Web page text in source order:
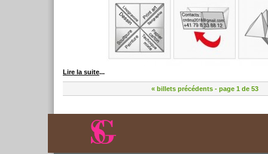
Lire la suite...
« billets précédents- page 1 de 53